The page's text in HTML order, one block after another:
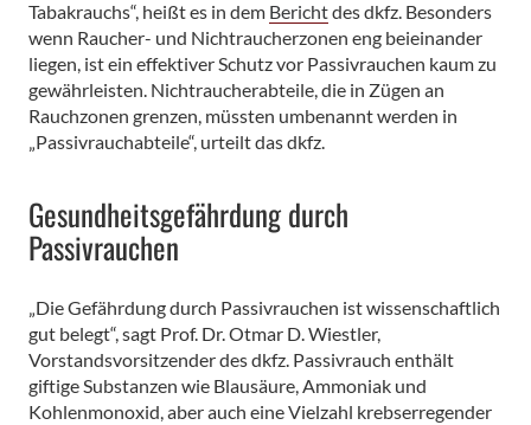
Tabakrauchs“, heißt es in dem Berichtdes dkfz. Besonders
wenn Raucher- und Nichtraucherzonen eng beieinander
liegen, ist ein effektiver Schutz vor Passivrauchen kaum zu
gewährleisten. Nichtraucherabteile, die in Zügen an
Rauchzonen grenzen, müssten umbenannt werden in
„Passivrauchabteile“, urteilt das dkfz.
Gesundheitsgefährdung durch
Passivrauchen
„Die Gefährdung durch Passivrauchen ist wissenschaftlich
gut belegt“, sagt Prof. Dr. Otmar D. Wiestler,
Vorstandsvorsitzender des dkfz. Passivrauch enthält
giftige Substanzen wie Blausäure, Ammoniak und
Kohlenmonoxid, aber auch eine Vielzahl krebserregender